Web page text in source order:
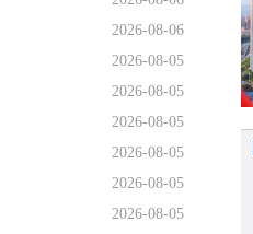
2026-08-06
2026-08-05
2026-08-05
2026-08-05
2026-08-05
2026-08-05
2026-08-05